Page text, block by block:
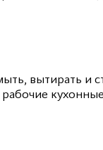
вытирать и
рабочие